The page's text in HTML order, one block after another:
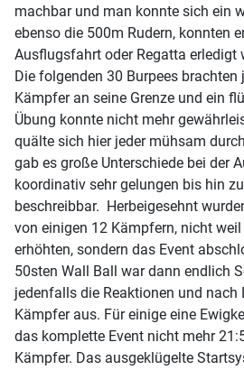
machbar und man konnte sich ein
ebenso die 500m Rudern, konnten
Ausflugsfahrt oder Regatta erledigt
Die folgenden 30 Burpees brachten
Kämpfer an seine Grenze und ein
Übung konnte nicht mehr
quälte sich hier jeder mühsam
gab es große Unterschiede bei der
koordinativ sehr gelungen bis hin
beschreibbar. Herbeigesehnt
von einigen 12 Kämpfern, nicht
erhöhten, sondern das Event
50sten Wall Ball war dann endlich
jedenfalls die Reaktionen und
Kämpfer aus. Für einige eine
das komplette Event nicht mehr
Kämpfer. Das ausgeklügelte